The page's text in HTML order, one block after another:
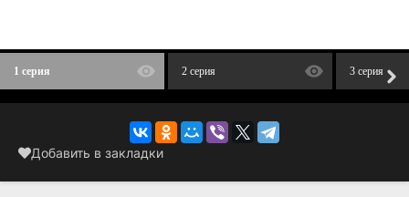
1 серия 2 серия 3 серия
Добавить в закладки